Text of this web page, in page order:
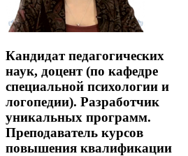
Кандидат педагогических
наук, доцент (по кафедре
специальной психологии и
логопедии). Разработчик
уникальных программ.
Преподаватель курсов
повышения квалификации